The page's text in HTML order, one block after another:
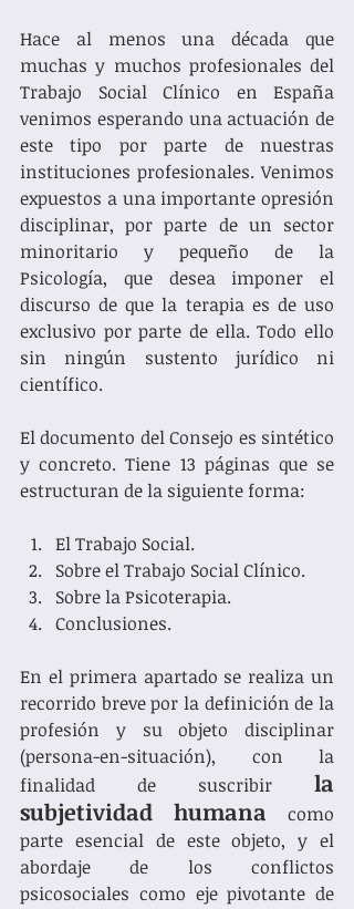
Hace al menos una década que
muchas y muchos profesionales del
Trabajo Social Clínico en España
venimos esperando una actuación de
este tipo por parte de nuestras
instituciones profesionales. Venimos
expuestos a una importante opresión
disciplinar, por parte de un sector
minoritario y pequeño de la
Psicología, que desea imponer el
discurso de que la terapia es de uso
exclusivo por parte de ella. Todo ello
sin ningún sustento jurídico ni
científico.
El documento del Consejo es sintético
y concreto. Tiene 13 páginas que se
estructuran de la siguiente forma:
El Trabajo Social.
Sobre el Trabajo Social Clínico.
Sobre la Psicoterapia.
Conclusiones.
En el primera apartado se realiza un
recorrido breve por la definición de la
profesión y su objeto disciplinar
(persona-en-situación), con la
finalidad de suscribir la
subjetividad humana
como
parte esencial de este objeto, y el
abordaje de los conflictos
psicosociales como eje pivotante de